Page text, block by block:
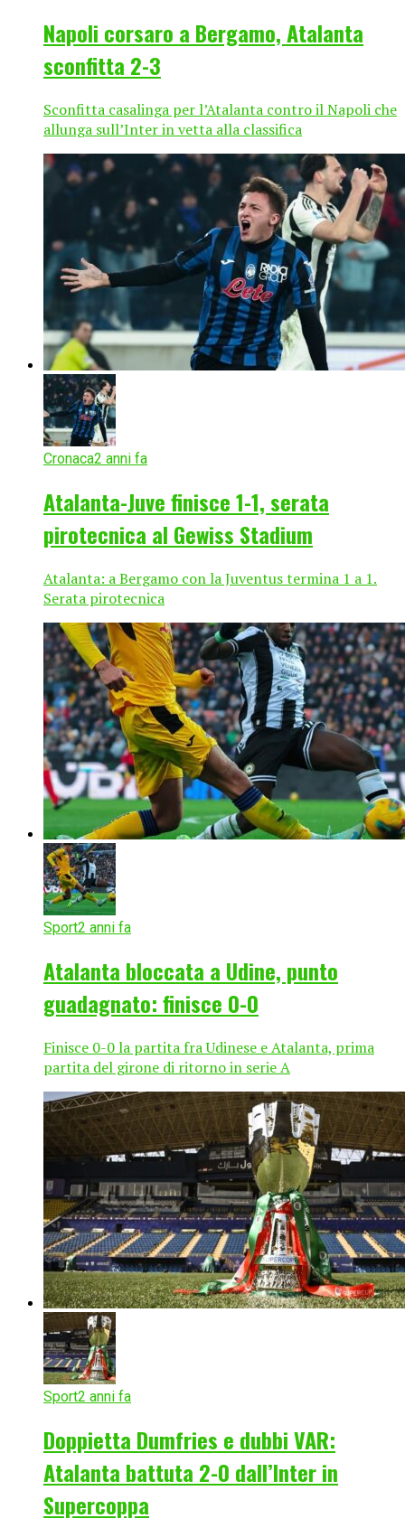
Napoli corsaro a Bergamo, Atalanta
sconfitta 2-3
Sconfitta casalinga per l’Atalanta contro il Napoli che
allunga sull’Inter in vetta alla classifica
Cronaca2 anni fa
Atalanta-Juve finisce 1-1, serata
pirotecnica al Gewiss Stadium
Atalanta: a Bergamo con la Juventus termina 1 a 1.
Serata pirotecnica
Sport2 anni fa
Atalanta bloccata a Udine, punto
guadagnato: finisce 0-0
Finisce 0-0 la partita fra Udinese e Atalanta, prima
partita del girone di ritorno in serie A
Sport2 anni fa
Doppietta Dumfries e dubbi VAR:
Atalanta battuta 2-0 dall’Inter in
Supercoppa